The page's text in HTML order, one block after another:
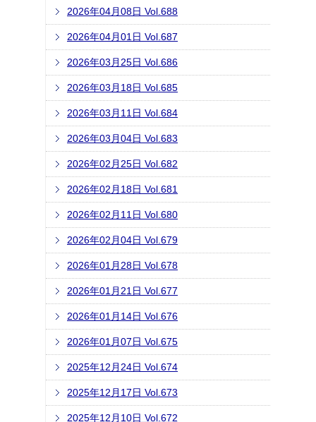
2026年04月08日 Vol.688
2026年04月01日 Vol.687
2026年03月25日 Vol.686
2026年03月18日 Vol.685
2026年03月11日 Vol.684
2026年03月04日 Vol.683
2026年02月25日 Vol.682
2026年02月18日 Vol.681
2026年02月11日 Vol.680
2026年02月04日 Vol.679
2026年01月28日 Vol.678
2026年01月21日 Vol.677
2026年01月14日 Vol.676
2026年01月07日 Vol.675
2025年12月24日 Vol.674
2025年12月17日 Vol.673
2025年12月10日 Vol.672